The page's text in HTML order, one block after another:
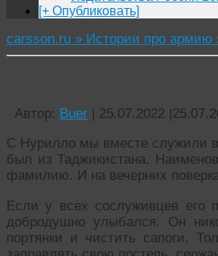
[+ Опубликовать]
carsson.ru » Истории про армию
Автор: Buer | 25.07.2022 |
С Нурилло мы вместе служили
был из Таджикистана.
фамилию. И на вечерних
Если у всех сослуживцев его
добродушно улыбался. Он
портянки и чистить сапоги.